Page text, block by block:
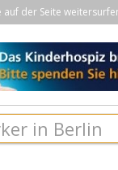
der Seite